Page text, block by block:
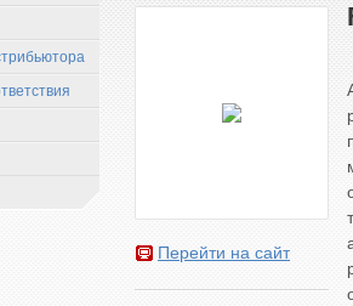
Перейти на сайт